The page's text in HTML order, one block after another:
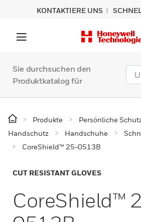
KONTAKTIERE UNS
Sie durchsuchen den
Produktkatalog für
Produkte
Persönliche
Handschutz
Handschuhe
CoreShield™ 25-0513B
CUT RESISTANT GLOVES
CoreShield™